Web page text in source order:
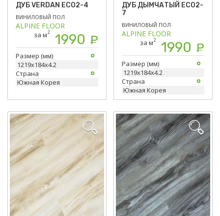
ДУБ VERDAN ECO2-4
ВИНИЛОВЫЙ ПОЛ
ALPINE FLOOR
за м2 1990 Р
Размер (мм)
1219х184х4.2
Страна
Южная Корея
ДУБ ДЫМЧАТЫЙ ЕСО2-
7
ВИНИЛОВЫЙ ПОЛ
ALPINE FLOOR
за м2 1990 Р
Размер (мм)
1219х184х4.2
Страна
Южная Корея